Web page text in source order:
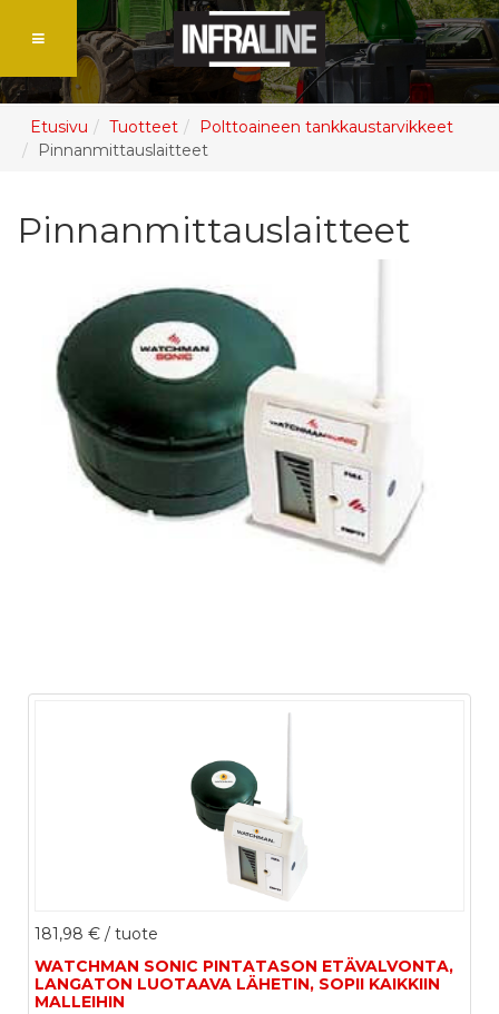
Etusivu Tuotteet
Polttoaineen tankkaustarvikkeet
Pinnanmittauslaitteet
Pinnanmittauslaitteet
181,98 € / tuote
WATCHMAN SONIC PINTATASON ETÄVALVONTA,
LANGATON LUOTAAVA LÄHETIN, SOPII KAIKKIIN
MALLEIHIN